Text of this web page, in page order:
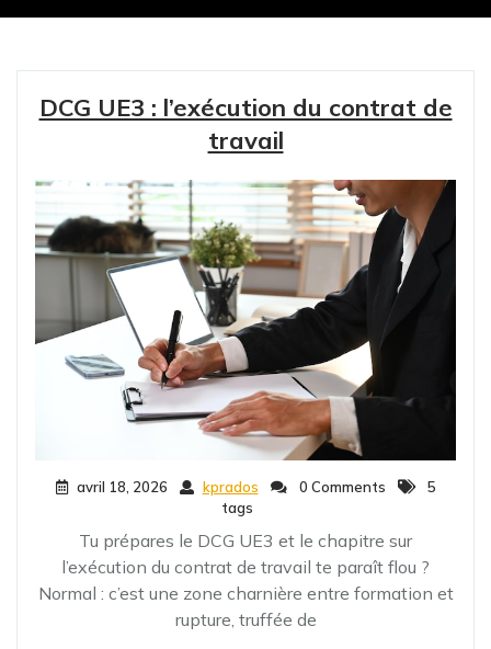
DCG UE3 : l’exécution du contrat de
travail
avril 18, 2026 kprados 0 Comments
5
tags
Tu prépares le DCG UE3 et le chapitre sur
l’exécution du contrat de travail te paraît flou ?
Normal : c’est une zone charnière entre formation et
rupture, truffée de